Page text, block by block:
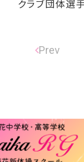
クラブ団体選
Prev